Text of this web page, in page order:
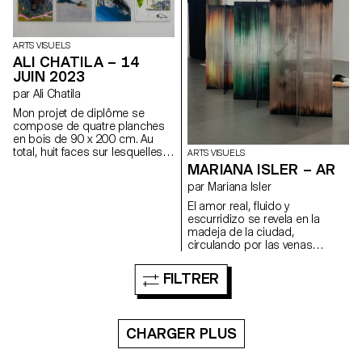
ARTS VISUELS
ALI CHATILA – 14
JUIN 2023
par Ali Chatila
Mon projet de diplôme se
compose de quatre planches
en bois de 90 x 200 cm. Au
total, huit faces sur lesquelles je
seront peut-être jamais. Le titre
de l’œuvre annonce l’arrêt
temporaire. Je n’ai pas de
avec ce que je trouve. Mes
quatre planches ont été
récupérées dans une benne à
ARTS VISUELS
MARIANA ISLER – AR
par Mariana Isler
El amor real, fluido y
escurridizo se revela en la
madeja de la ciudad,
circulando por las venas
Installation, panneaux
alvéolaires en polycarbonate,
peinture acrylique.
FILTRER
CHARGER PLUS